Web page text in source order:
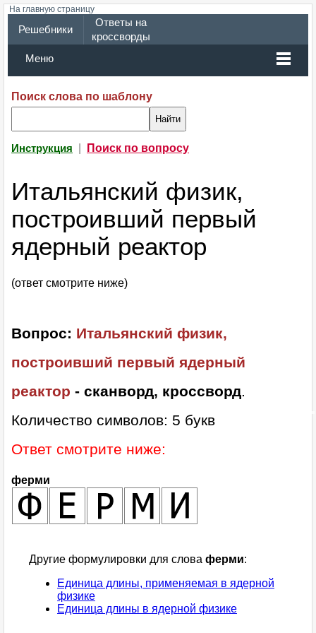
На главную страницу
Решебники
Ответы на
кроссворды
Меню
Поиск слова по шаблону
Инструкция Поиск по вопросу
Итальянский физик,
построивший первый
ядерный реактор
(ответ смотрите ниже)
Вопрос: Итальянский физик,
построивший первый ядерный
реактор - сканворд, кроссворд.
Количество символов: 5 букв
Ответ смотрите ниже:
ферми
Другие формулировки для слова ферми:
Единица длины, применяемая в ядерной
физике
Единица длины в ядерной физике